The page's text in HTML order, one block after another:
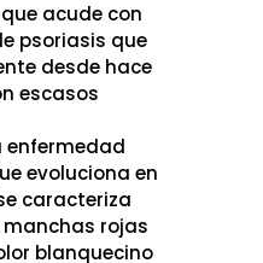
acude con
psoriasis que
desde hace
escasos
enfermedad
evoluciona en
caracteriza
rojas
blanquecino